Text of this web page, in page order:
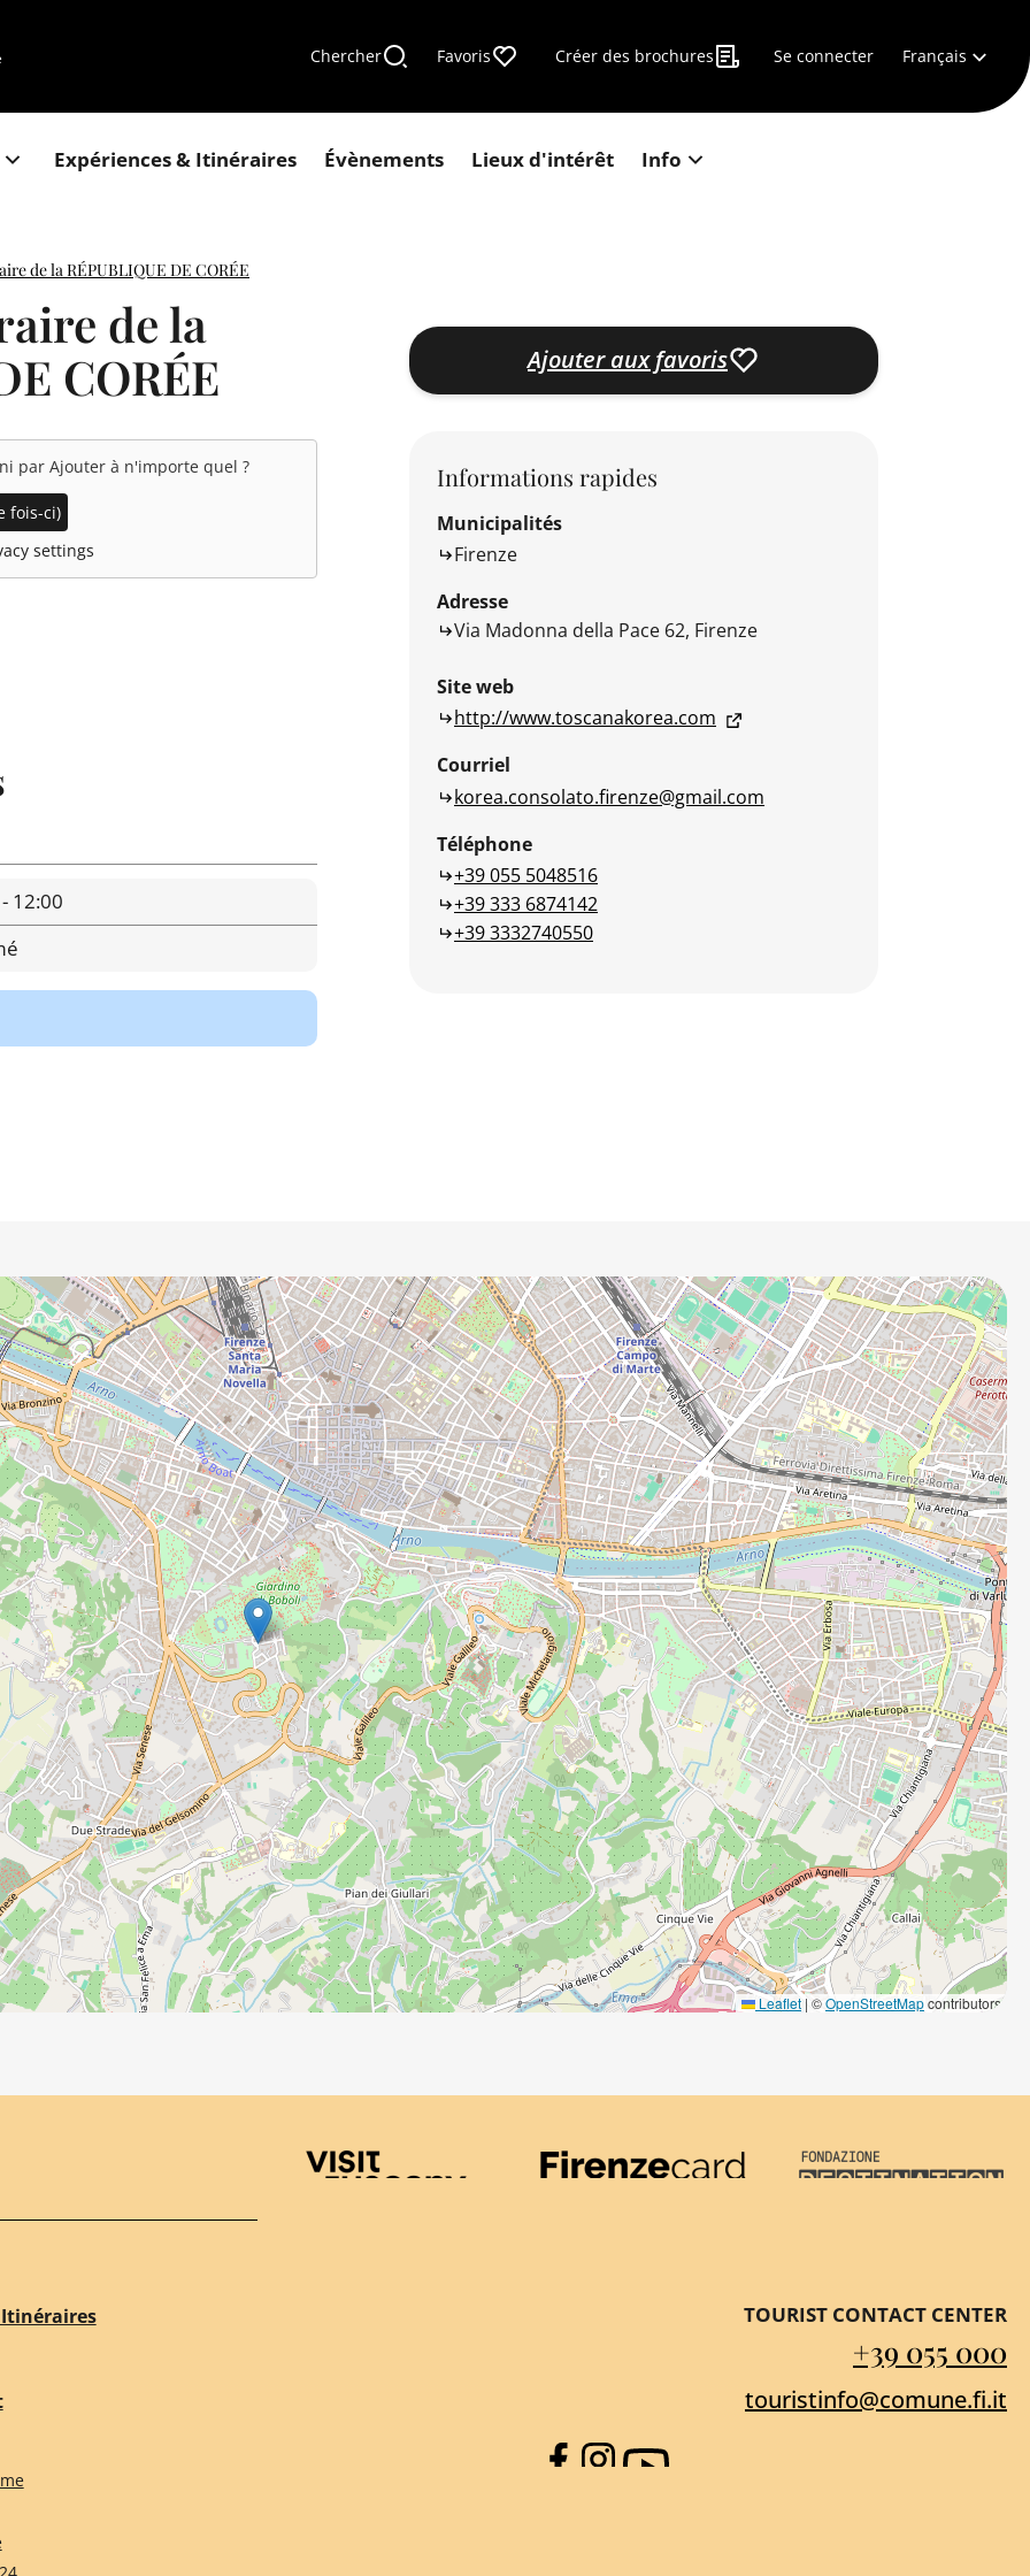
Chercher Favoris Créer des brochures Se connecter Français
Expériences & Itinéraires Évènements Lieux d'intérêt Info
de la RÉPUBLIQUE DE CORÉE
de la
CORÉE
par Ajouter à n'importe quel ?
fois-ci)
settings
12:00
Ajouter aux favoris
Informations rapides
Municipalités
Firenze
Adresse
Via Madonna della Pace 62, Firenze
Site web
http://www.toscanakorea.com
Courriel
korea.consolato.firenze@gmail.com
Téléphone
+39 055 5048516
+39 333 6874142
+39 3332740550
Leaflet | ©OpenStreetMapcontributors
Visit Tuscany Firenze Card Destination
Itinéraires TOURIST CONTACT CENTER
+39 055 000
touristinfo@comune.fi.it
Facebook
Instagram
YouTube